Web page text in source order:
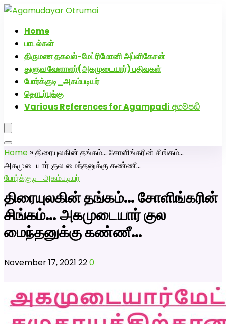
Home
பாடல்கள்
திருமண தகவல்-மேட்ரிமோனி அப்ளிகேசன்
துளுவ வேளாளர்(அகமுடையார்) பதிவுகள்
போர்க்குடி_அகம்படியர்
தொடர்புக்கு
Various References for Agampadi අගම්පඩි
Home »திரையுலகின் தங்கம்… சோளிங்கரின் சிங்கம்…
அகமுடையார் குல மைந்தனுக்கு கண்ணீ…
போர்க்குடி_அகம்படியர்
திரையுலகின் தங்கம்… சோளிங்கரின்
சிங்கம்… அகமுடையார் குல
மைந்தனுக்கு கண்ணீ…
November 17, 2021 220
அகமுடையார் திருமண வரன்களுக்கு அகமுடையார்மேட்ரி-பெண்